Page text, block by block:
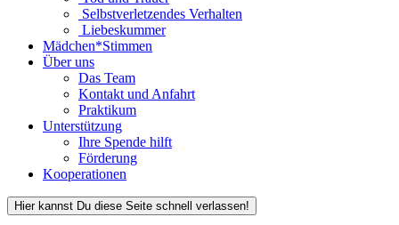
Selbstverletzendes Verhalten
Liebeskummer
Mädchen*Stimmen
Über uns
Das Team
Kontakt und Anfahrt
Praktikum
Unterstützung
Ihre Spende hilft
Förderung
Kooperationen
Hier kannst Du diese Seite schnell verlassen!